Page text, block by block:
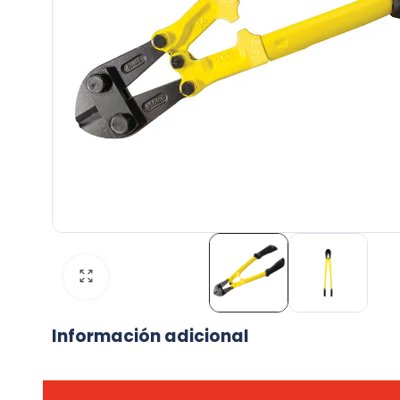
Información adicional